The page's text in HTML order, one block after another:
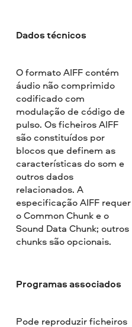
Dados técnicos
O formato AIFF contém
áudio não comprimido
codificado com
modulação de código de
pulso. Os ficheiros AIFF
são constituídos por
blocos que definem as
características do som e
outros dados
relacionados. A
especificação AIFF requer
o Common Chunk e o
Sound Data Chunk; outros
chunks são opcionais.
Programas associados
Pode reproduzir ficheiros